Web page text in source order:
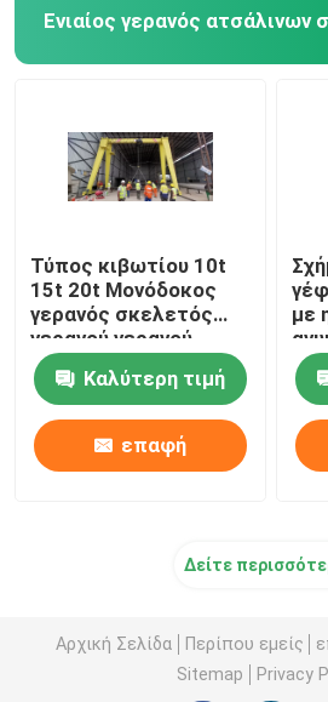
Τύπος κιβωτίου 10t
15t 20t Μονόδοκος
γερανός σκελετός
γερανού γερανού
γερανού μεγάλου
ταξιδιού εξωτερικού
χώρου
Καλύτερη τιμή
επαφή
με
Δείτε
Αρχική Σελίδα Περίπου εμείς
Sitemap
Privacy